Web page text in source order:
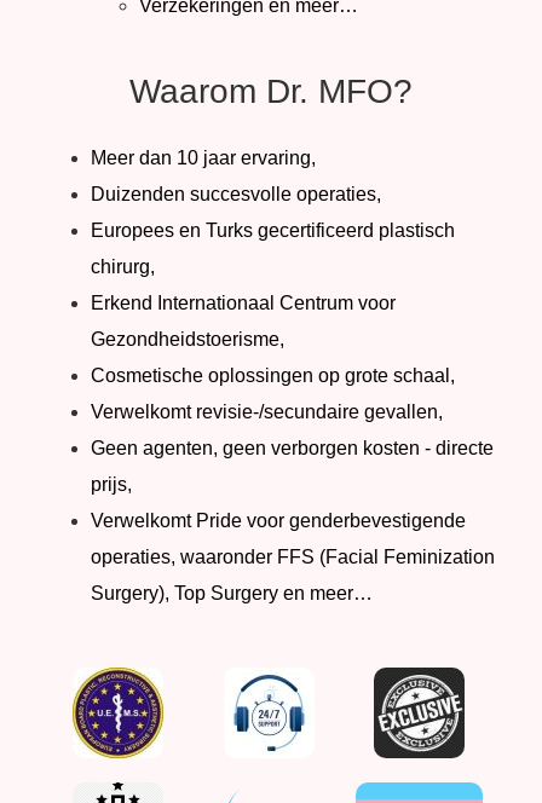
Verzekeringen en meer…
Waarom Dr. MFO?
Meer dan 10 jaar ervaring,
Duizenden succesvolle operaties,
Europees en Turks gecertificeerd plastisch
chirurg,
Erkend Internationaal Centrum voor
Gezondheidstoerisme,
Cosmetische oplossingen op grote schaal,
Verwelkomt revisie-/secundaire gevallen,
Geen agenten, geen verborgen kosten - directe
prijs,
Verwelkomt Pride voor genderbevestigende
operaties, waaronder FFS (Facial Feminization
Surgery), Top Surgery en meer…